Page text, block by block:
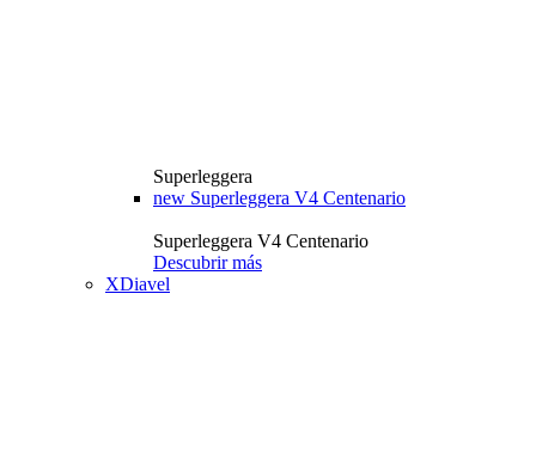
Superleggera
new Superleggera V4 Centenario
Superleggera V4 Centenario
Descubrir más
XDiavel